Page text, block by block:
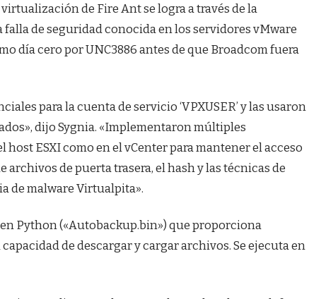
de Fire Ant se logra a través de la
falla de seguridad conocida en los servidores vMware
día cero por UNC3886 antes de que Broadcom fuera
para la cuenta de servicio ‘VPXUSER’ y las usaron
dijo Sygnia. «Implementaron múltiples
ESXI como en el vCenter para mantener el acceso
archivos de puerta trasera, el hash y las técnicas de
de malware Virtualpita».
Python («Autobackup.bin») que proporciona
de descargar y cargar archivos. Se ejecuta en